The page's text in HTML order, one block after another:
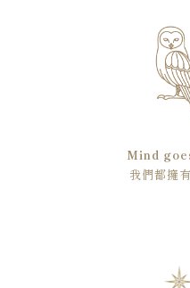
Mind
我們都擁